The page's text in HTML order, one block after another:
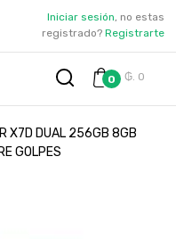
Iniciar sesión, no estas
registrado? Registrarte
0 ₲. 0
X7D DUAL 256GB 8GB
GOLPES